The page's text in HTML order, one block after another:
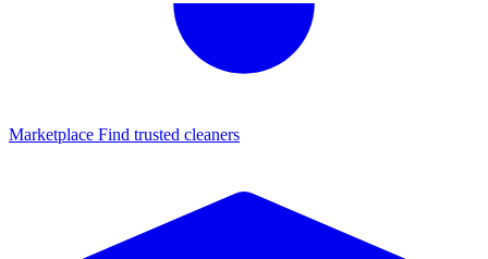
Marketplace Find trusted cleaners